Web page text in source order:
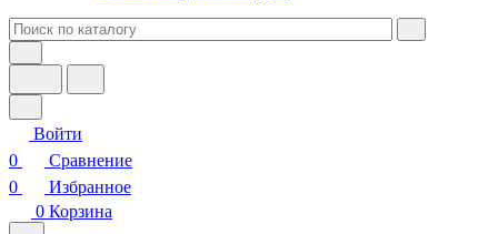
Войти
0
Сравнение
0
Избранное
0 Корзина